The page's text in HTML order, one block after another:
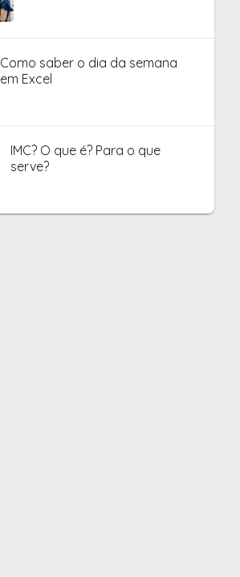
Como saber o dia da semana
em Excel
IMC? O que é? Para o que
serve?